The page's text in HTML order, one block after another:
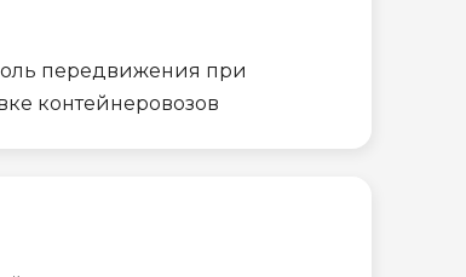
передвижения при
контейнеровозов